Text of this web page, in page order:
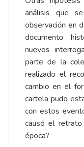
análisis que
observación en
documento
nuevos
parte de la
realizado el
cambio en el
cartela pudo
con estos
causó el
época?